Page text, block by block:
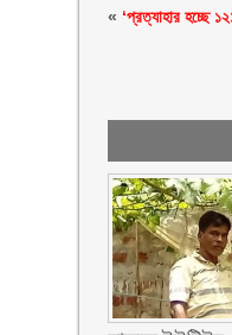
« ‘প্রত্যাহার হচ্ছে